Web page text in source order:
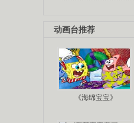
动画台推荐
《海绵宝宝》